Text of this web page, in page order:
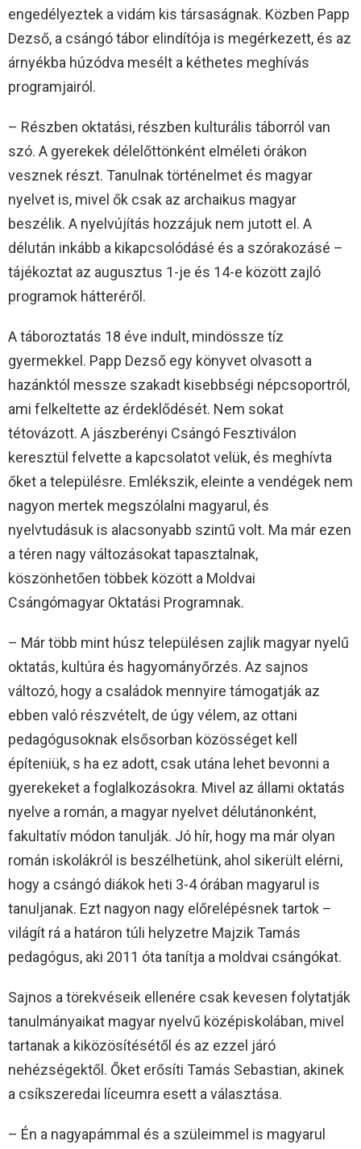
engedélyeztek a vidám kis társaságnak. Közben Papp
Dezső, a csángó tábor elindítója is megérkezett, és az
árnyékba húzódva mesélt a kéthetes meghívás
programjairól.
– Részben oktatási, részben kulturális táborról van
szó. A gyerekek délelőttönként elméleti órákon
vesznek részt. Tanulnak történelmet és magyar
nyelvet is, mivel ők csak az archaikus magyar
beszélik. A nyelvújítás hozzájuk nem jutott el. A
délután inkább a kikapcsolódásé és a szórakozásé –
tájékoztat az augusztus 1-je és 14-e között zajló
programok hátteréről.
A táboroztatás 18 éve indult, mindössze tíz
gyermekkel. Papp Dezső egy könyvet olvasott a
hazánktól messze szakadt kisebbségi népcsoportról,
ami felkeltette az érdeklődését. Nem sokat
tétovázott. A jászberényi Csángó Fesztiválon
keresztül felvette a kapcsolatot velük, és meghívta
őket a településre. Emlékszik, eleinte a vendégek nem
nagyon mertek megszólalni magyarul, és
nyelvtudásuk is alacsonyabb szintű volt. Ma már ezen
a téren nagy változásokat tapasztalnak,
köszönhetően többek között a Moldvai
Csángómagyar Oktatási Programnak.
– Már több mint húsz településen zajlik magyar nyelű
oktatás, kultúra és hagyományőrzés. Az sajnos
változó, hogy a családok mennyire támogatják az
ebben való részvételt, de úgy vélem, az ottani
pedagógusoknak elsősorban közösséget kell
építeniük, s ha ez adott, csak utána lehet bevonni a
gyerekeket a foglalkozásokra. Mivel az állami oktatás
nyelve a román, a magyar nyelvet délutánonként,
fakultatív módon tanulják. Jó hír, hogy ma már olyan
román iskolákról is beszélhetünk, ahol sikerült elérni,
hogy a csángó diákok heti 3-4 órában magyarul is
tanuljanak. Ezt nagyon nagy előrelépésnek tartok –
világít rá a határon túli helyzetre Majzik Tamás
pedagógus, aki 2011 óta tanítja a moldvai csángókat.
Sajnos a törekvéseik ellenére csak kevesen folytatják
tanulmányaikat magyar nyelvű középiskolában, mivel
tartanak a kiközösítésétől és az ezzel járó
nehézségektől. Őket erősíti Tamás Sebastian, akinek
a csíkszeredai líceumra esett a választása.
– Én a nagyapámmal és a szüleimmel is magyarul